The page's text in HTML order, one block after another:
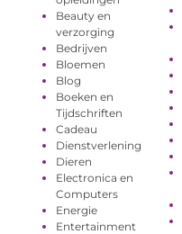
Beauty en
verzorging
Bedrijven
Bloemen
Blog
Boeken en
Tijdschriften
Cadeau
Dienstverlening
Dieren
Electronica en
Computers
Energie
Entertainment